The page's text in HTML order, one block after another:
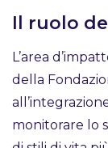
Il ruolo
L’area
della
monitorare lo